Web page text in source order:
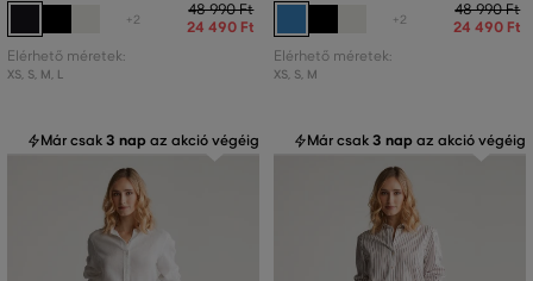
+2
48 990 Ft
24 490 Ft
Elérhető méretek:
XS, S, M, L
+2
48 990 Ft
24 490 Ft
Elérhető méretek:
XS, S, M
Már csak3 nap az akció végéig Már csak3 nap az akció végéig